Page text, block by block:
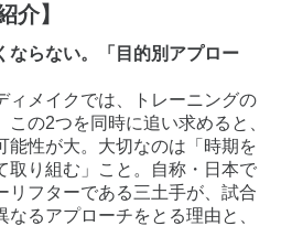
介】
ならない。「目的別アプロー
ィメイクでは、トレーニングの
の2つを同時に追い求めると、
能性が大。大切なのは「時期を
取り組む」こと。自称・日本で
リフターである三土手が、試合
るアプローチをとる理由と、